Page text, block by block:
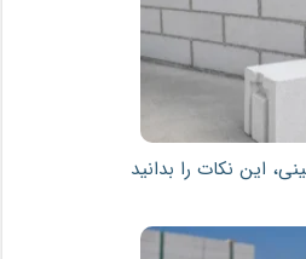
این نکات را بدانید